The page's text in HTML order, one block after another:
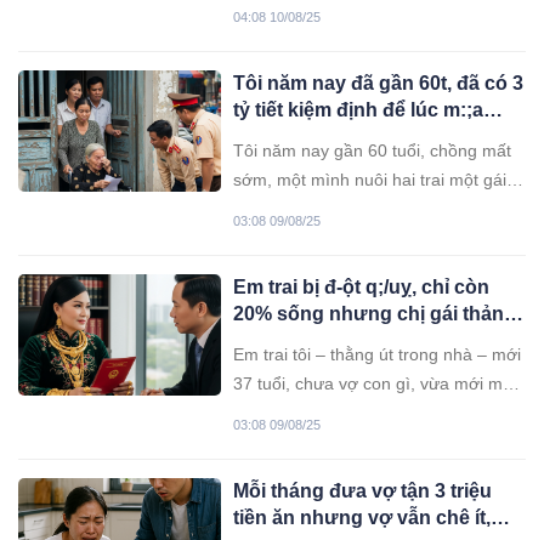
tiền, mua thuốc, rồi lại vội vã rời đi.
Tôi không trách các con. Chúng
04:08 10/08/25
Tôi năm nay đã gần 60t, đã có 3
tỷ tiết kiệm định để lúc m:;a
nặc đòi đưa hết tiền mới cho về
ở cùng
Tôi năm nay gần 60 tuổi, chồng mất
sớm, một mình nuôi hai trai một gái
tài khoản. Tôi đâu muốn giàu sang gì,
chỉ mong có chỗ nương thân khi yếu
ốm,
03:08 09/08/25
Em trai bị đ-ột q;/uỵ, chỉ còn
20% sống nhưng chị gái thản
tìm cách lăn tay chuyển tên đất
của em qua cho mình, xong
việc sẽ chia 30% nhưng nào
Em trai tôi – thằng út trong nhà – mới
37 tuổi, chưa vợ con gì, vừa mới mua
Vậy mà… Một chiều mưa, tôi nhận
điện thoại từ bệnh
03:08 09/08/25
Mỗi tháng đưa vợ tận 3 triệu
tiền ăn nhưng vợ vẫn chê ít,